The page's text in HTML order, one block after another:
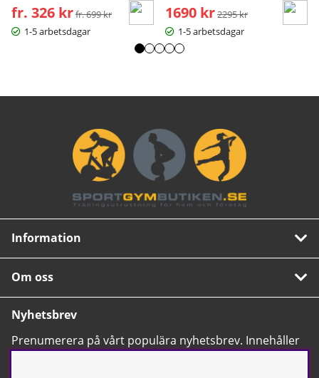
fr. 326 kr Ordinarie pris:
fr. 699 kr
1-5 arbetsdagar
1690 kr Ordinarie pris:
2295 kr
1-5 arbetsdagar
Information
Om oss
Nyhetsbrev
Prenumerera på vårt populära nyhetsbrev. Innehåller
tips, nyheter och våra allra bästa erbjudanden.